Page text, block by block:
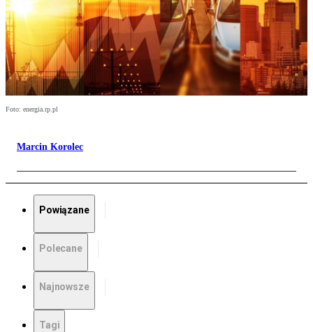
Foto: energia.rp.pl
Marcin Korolec
Powiązane
Polecane
Najnowsze
Tagi